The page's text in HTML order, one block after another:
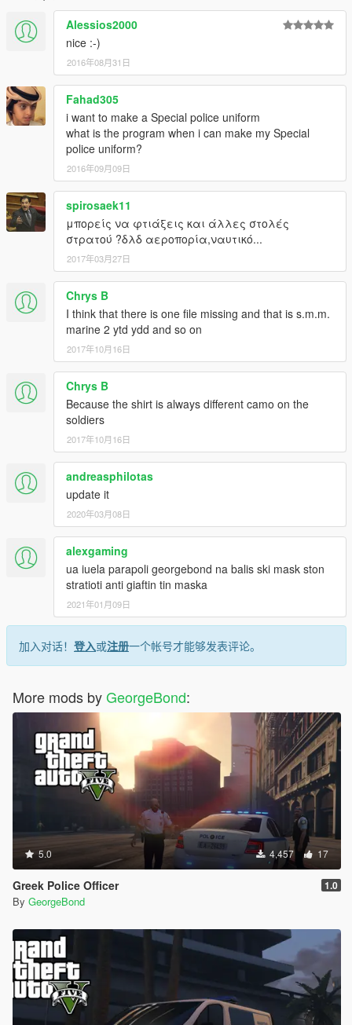
Alessios2000
nice :-)
2016年08月31日
Fahad305
i want to make a Special police uniform
what is the program when i can make my Special
police uniform?
2016年09月09日
spirosaek11
μπορείς να φτιάξεις και άλλες στολές
στρατού ?δλδ αεροπορία,ναυτικό...
2017年03月27日
Chrys B
I think that there is one file missing and that is s.m.m.
marine 2 ytd ydd and so on
2017年10月16日
Chrys B
Because the shirt is always different camo on the
soldiers
2017年10月16日
andreasphilotas
update it
2020年03月08日
alexgaming
ua iuela parapoli georgebond na balis ski mask ston
stratioti anti giaftin tin maska
2021年01月09日
加入对话！ 登入或注册一个帐号才能够发表评论。
More mods byGeorgeBond:
5.0 4,457 17
Greek Police Officer 1.0
By GeorgeBond